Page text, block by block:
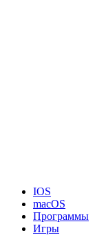
IOS
macOS
Программы
Игры